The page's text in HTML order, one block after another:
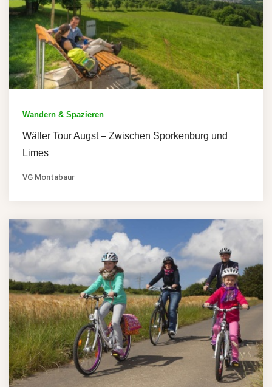
Wandern & Spazieren
Wäller Tour Augst – Zwischen Sporkenburg und
Limes
VG Montabaur